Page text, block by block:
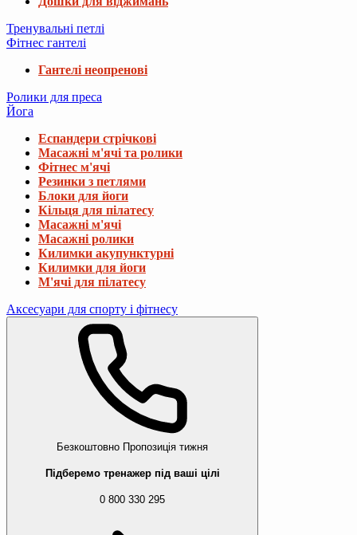
Тренувальні петлі
Фітнес гантелі
Гантелі неопренові
Ролики для преса
Йога
Еспандери стрічкові
Масажні м'ячі та ролики
Фітнес м'ячі
Резинки з петлями
Блоки для йоги
Кільця для пілатесу
Масажні м'ячі
Масажні ролики
Килимки акупунктурні
Килимки для йоги
М'ячі для пілатесу
Аксесуари для спорту і фітнесу
Безкоштовно Пропозиція тижня
Підберемо тренажер під ваші цілі
0 800 330 295